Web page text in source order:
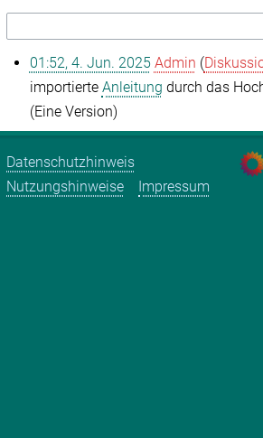
01:52, 4. Jun. 2025 Admin
importierte Anleitung durch das
(Eine Version)
Datenschutzhinweis
Nutzungshinweise
Impressum